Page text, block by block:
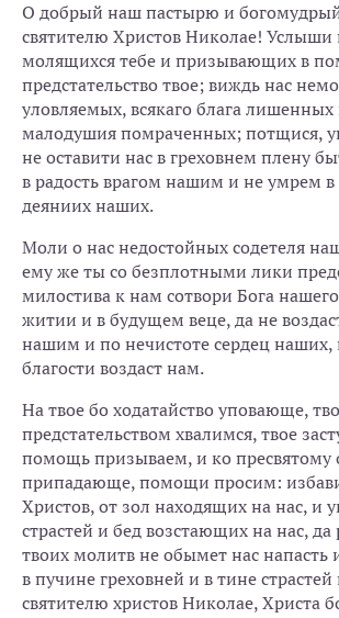
О добрый наш пастырю и
святителю Христов Николае! Услыши
молящихся тебе и призывающих в
предстательство твое; виждь нас
уловляемых, всякаго блага
малодушия помраченных; потщися,
не оставити нас в греховнем плену
в радость врагом нашим и не умрем в
деяниих наших.
Моли о нас недостойных содетеля
ему же ты со безплотными лики
милостива к нам сотвори Бога
житии и в будущем веце, да не
нашим и по нечистоте сердец наших,
благости воздаст нам.
На твое бо ходатайство уповающе,
предстательством хвалимся, твое
помощь призываем, и ко пресвятому
припадающе, помощи просим:
Христов, от зол находящих на нас, и
страстей и бед возстающих на нас, да
твоих молитв не обымет нас напасть
в пучине греховней и в тине
святителю христов Николае, Христа